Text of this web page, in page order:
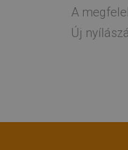
A
Új